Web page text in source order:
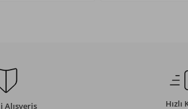
Alışveriş Hızlı